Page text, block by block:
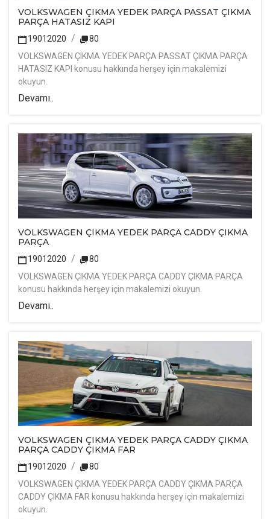
VOLKSWAGEN ÇIKMA YEDEK PARÇA PASSAT ÇIKMA
PARÇA HATASIZ KAPI
19012020
80
VOLKSWAGEN ÇIKMA YEDEK PARÇA PASSAT ÇIKMA PARÇA
HATASIZ KAPI konusu hakkında herşey için makalemizi
okuyun.
Devamı..
VOLKSWAGEN ÇIKMA YEDEK PARÇA CADDY ÇIKMA
PARÇA
19012020
80
VOLKSWAGEN ÇIKMA YEDEK PARÇA CADDY ÇIKMA PARÇA
konusu hakkında herşey için makalemizi okuyun.
Devamı..
VOLKSWAGEN ÇIKMA YEDEK PARÇA CADDY ÇIKMA
PARÇA CADDY ÇIKMA FAR
19012020
80
VOLKSWAGEN ÇIKMA YEDEK PARÇA CADDY ÇIKMA PARÇA
CADDY ÇIKMA FAR konusu hakkında herşey için makalemizi
okuyun.